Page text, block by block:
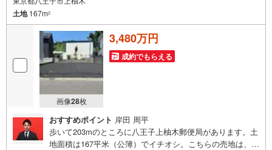
土地167m2
画像28枚
3,480万円
成約でもらえる
おすすめポイント 岸田 周平
歩いて203mのところに八王子上柚木郵便局があります。土
地面積は167平米（公簿）でイチオシ。こちらの売地は、土